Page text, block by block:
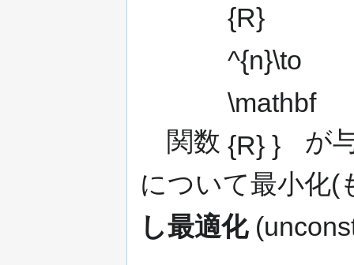
関数
が
について最小化(
し最適化